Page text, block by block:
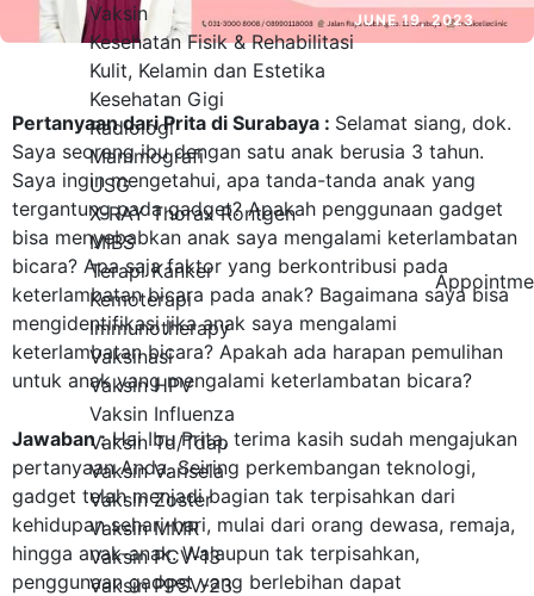
Vaksin
Kesehatan Fisik & Rehabilitasi
Kulit, Kelamin dan Estetika
Kesehatan Gigi
Radiologi
Mammografi
USG
X-RAY Thorax Rontgen
MIBS
Terapi Kanker
Kemoterapi
Immunotherapy
Vaksinasi
Vaksin HPV
Vaksin Influenza
Vaksin Td/Tdap
Vaksin Varisela
Vaksin Zoster
Vaksin MMR
Vaksin PCV-13
Vaksin PPSV-23
JUNE 19, 2023
Pertanyaan dari Prita di Surabaya : Selamat siang, dok.
Saya seorang ibu dengan satu anak berusia 3 tahun.
Saya ingin mengetahui, apa tanda-tanda anak yang
tergantung pada gadget? Apakah penggunaan gadget
bisa menyebabkan anak saya mengalami keterlambatan
bicara? Apa saja faktor yang berkontribusi pada
keterlambatan bicara pada anak? Bagaimana saya bisa
mengidentifikasi jika anak saya mengalami
keterlambatan bicara? Apakah ada harapan pemulihan
untuk anak yang mengalami keterlambatan bicara?
Jawaban :Hai Ibu Prita, terima kasih sudah mengajukan
pertanyaan Anda. Seiring perkembangan teknologi,
gadget telah menjadi bagian tak terpisahkan dari
kehidupan sehari-hari, mulai dari orang dewasa, remaja,
hingga anak-anak.Walaupun tak terpisahkan,
penggunaan gadget yang berlebihan dapat